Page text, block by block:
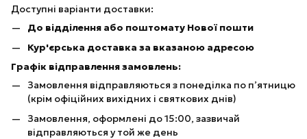
Доступні варіанти доставки:
До відділення або поштомату Нової пошти
Кур'єрська доставка за вказаною адресою
Графік відправлення замовлень:
Замовлення відправляються з понеділка по п’ятницю
(крім офіційних вихідних і святкових днів)
Замовлення, оформлені до 15:00, зазвичай
відправляються у той же день